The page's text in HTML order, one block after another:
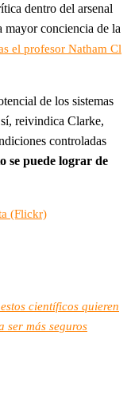
dentro del arsenal
mayor conciencia de la
el profesor Natham Cl
de los sistemas
reivindica Clarke,
controladas
se puede lograr de
(Flickr)
científicos quieren
ser más seguros